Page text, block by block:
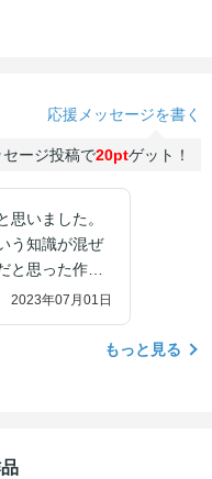
応援メッセージを書く
セージ投稿で20ptゲット！
思いました。
う知識が混ぜ
と思った作品
2023年07月01日
もっと見る